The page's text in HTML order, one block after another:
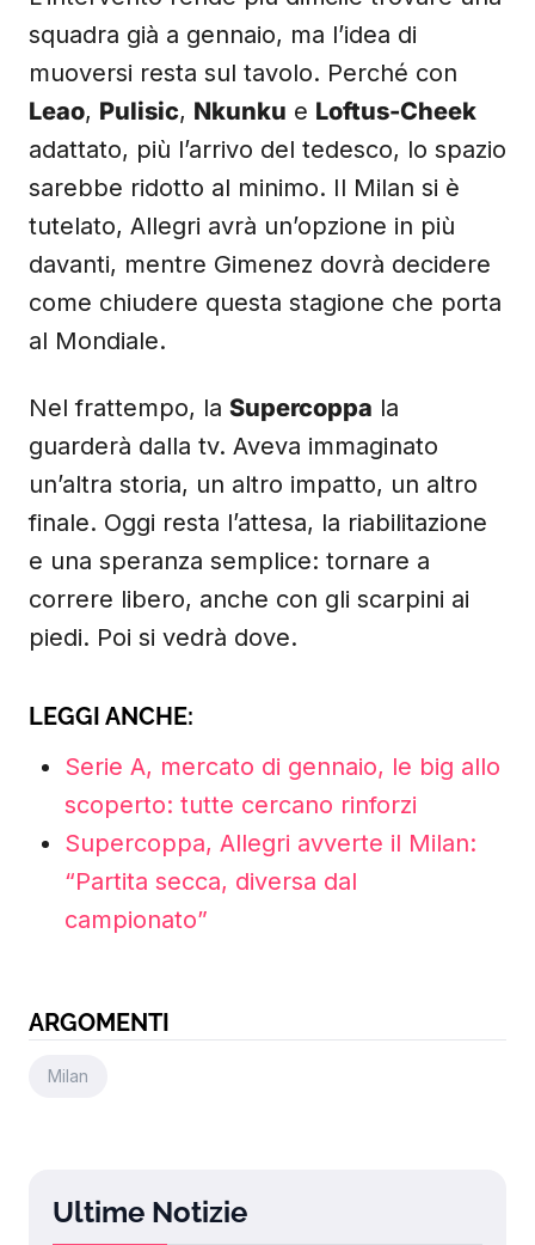
squadra già a gennaio, ma l’idea di
muoversi resta sul tavolo. Perché con
Leao, Pulisic, Nkunku e Loftus-Cheek
adattato, più l’arrivo del tedesco, lo spazio
sarebbe ridotto al minimo. Il Milan si è
tutelato, Allegri avrà un’opzione in più
davanti, mentre Gimenez dovrà decidere
come chiudere questa stagione che porta
al Mondiale.
Nel frattempo, la Supercoppa la
guarderà dalla tv. Aveva immaginato
un’altra storia, un altro impatto, un altro
finale. Oggi resta l’attesa, la riabilitazione
e una speranza semplice: tornare a
correre libero, anche con gli scarpini ai
piedi. Poi si vedrà dove.
LEGGI ANCHE:
Serie A, mercato di gennaio, le big allo
scoperto: tutte cercano rinforzi
Supercoppa, Allegri avverte il Milan:
“Partita secca, diversa dal
campionato”
ARGOMENTI
Milan
Ultime Notizie